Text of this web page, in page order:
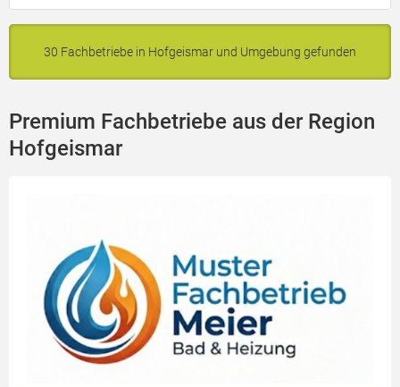
30 Fachbetriebe in Hofgeismar und Umgebung gefunden
Premium Fachbetriebe aus der Region
Hofgeismar